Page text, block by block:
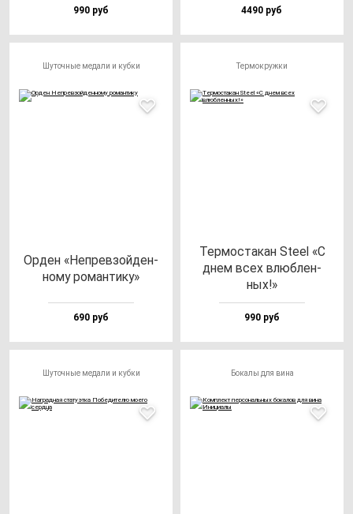
990 руб 4490 руб
Шуточные медали и кубки
Орден «Неп­рев­зой­ден­
но­му ро­ман­ти­ку»
690 руб
Термокружки
Тер­мос­та­кан Ste­el «С
днем всех влюб­лен­
ных!»
990 руб
Шуточные медали и кубки Бокалы для вина